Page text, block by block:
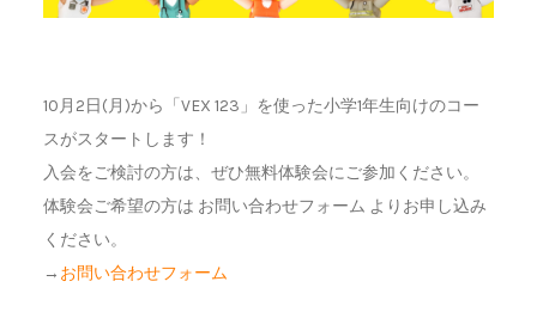
10月2日(月)から「VEX 123」を使った小学1年生向けのコー
スがスタートします！
入会をご検討の方は、ぜひ無料体験会にご参加ください。
体験会ご希望の方は お問い合わせフォーム よりお申し込み
ください。
→ お問い合わせフォーム